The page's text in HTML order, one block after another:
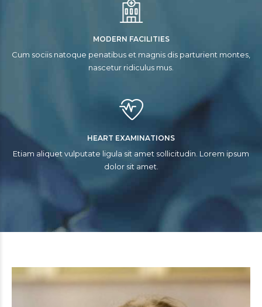
MODERN FACILITIES
Cum sociis natoque penatibus et magnis dis parturient montes,
nascetur ridiculus mus.
HEART EXAMINATIONS
Etiam aliquet vulputate ligula sit amet sollicitudin. Lorem ipsum
dolor sit amet.